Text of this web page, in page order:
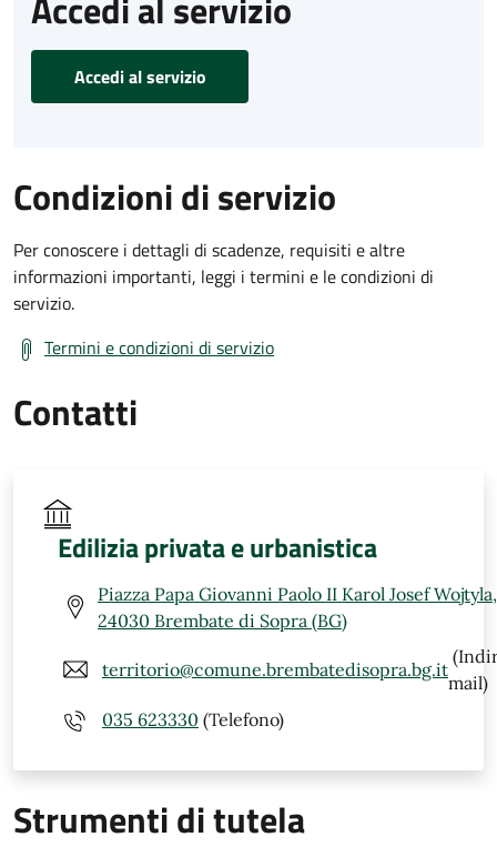
Accedi al servizio
Condizioni di servizio
Per conoscere i dettagli di scadenze, requisiti e altre
informazioni importanti, leggi i termini e le condizioni di
servizio.
Termini e condizioni di servizio
Contatti
Edilizia privata e urbanistica
Piazza Papa Giovanni Paolo II Karol Josef
24030 Brembate di Sopra (BG)
territorio@comune.brembatedisopra.bg.it
mail)
035 623330 (Telefono)
Strumenti di tutela